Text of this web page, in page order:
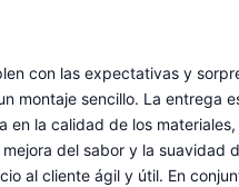
con las expectativas y
montaje sencillo. La entrega
en la calidad de los
del sabor y la suavidad
al cliente ágil y útil. En